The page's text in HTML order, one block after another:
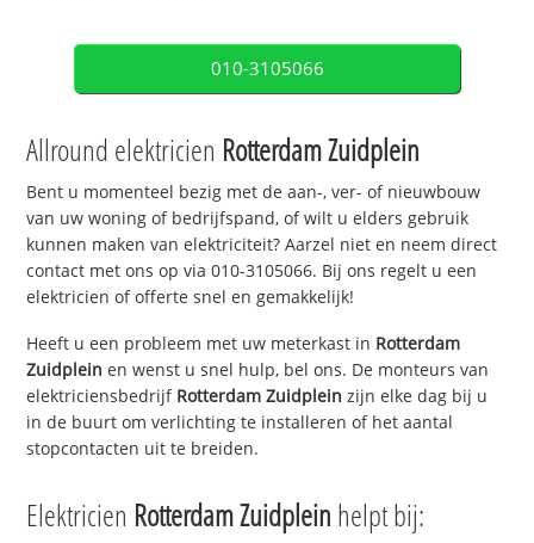
010-3105066
Allround elektricien Rotterdam Zuidplein
Bent u momenteel bezig met de aan-, ver- of nieuwbouw
van uw woning of bedrijfspand, of wilt u elders gebruik
kunnen maken van elektriciteit? Aarzel niet en neem direct
contact met ons op via 010-3105066. Bij ons regelt u een
elektricien of offerte snel en gemakkelijk!
Heeft u een probleem met uw meterkast in Rotterdam
Zuidplein en wenst u snel hulp, bel ons. De monteurs van
elektriciensbedrijf Rotterdam Zuidplein zijn elke dag bij u
in de buurt om verlichting te installeren of het aantal
stopcontacten uit te breiden.
Elektricien Rotterdam Zuidplein helpt bij: